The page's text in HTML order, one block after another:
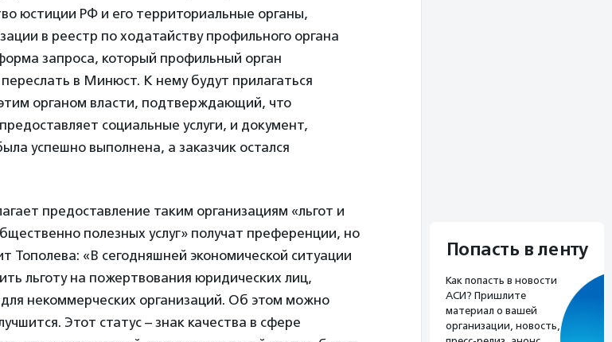
юстиции РФ и его территориальные органы,
в реестр по ходатайству профильного органа
запроса, который профильный орган
в Минюст. К нему будут прилагаться
органом власти, подтверждающий, что
социальные услуги, и документ,
успешно выполнена, а заказчик остался
предоставление таким организациям «льгот и
полезных услуг» получат преференции, но
Тополева: «В сегодняшней экономической ситуации
льготу на пожертвования юридических лиц,
некоммерческих организаций. Об этом можно
Этот статус – знак качества в сфере
Попасть в ленту
Как попасть в новости
АСИ? Пришлите
материал о вашей
организации, новость,